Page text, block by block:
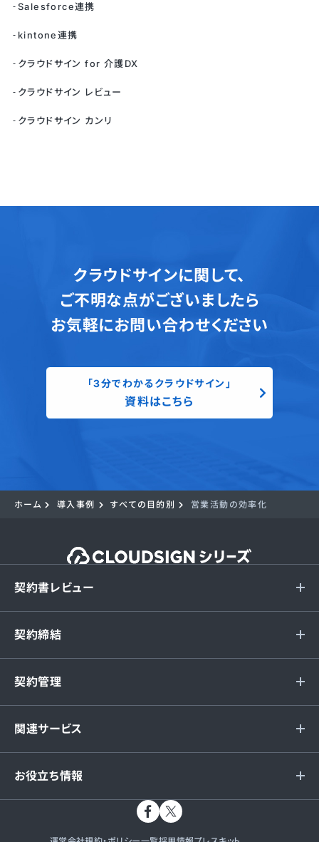
Salesforce連携
kintone連携
クラウドサイン for 介護DX
クラウドサイン レビュー
クラウドサイン カンリ
クラウドサインに関して、
ご不明な点がございましたら
お気軽にお問い合わせください
「3分でわかるクラウドサイン」
資料はこちら
ホーム 導入事例 すべての目的別 営業活動の効率化
契約書レビュー
契約締結
契約管理
関連サービス
お役立ち情報